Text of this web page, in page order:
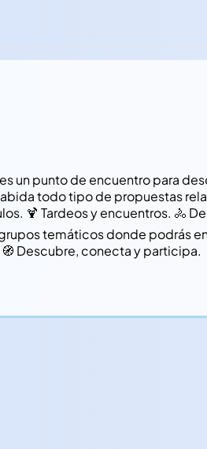
un punto de encuentro para
todo tipo de propuestas
🍹 Tardeos y encuentros. 🚴
temáticos donde podrás
Descubre, conecta y participa.